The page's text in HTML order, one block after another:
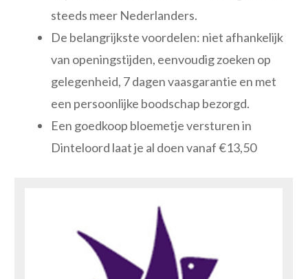
steeds meer Nederlanders.
De belangrijkste voordelen: niet afhankelijk
van openingstijden, eenvoudig zoeken op
gelegenheid, 7 dagen vaasgarantie en met
een persoonlijke boodschap bezorgd.
Een goedkoop bloemetje versturen in
Dinteloord laat je al doen vanaf €13,50